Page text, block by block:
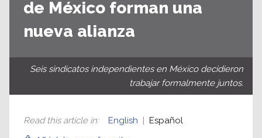
de México forman una
nueva alianza
Seis sindicatos independientes en México decidieron
trabajar formalmente juntos.
Read this article in: English Español